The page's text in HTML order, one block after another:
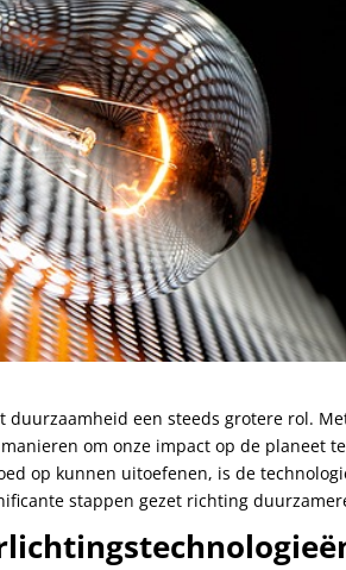
duurzaamheid een steeds grotere rol.
om onze impact op de planeet
op kunnen uitoefenen, is de
stappen gezet richting